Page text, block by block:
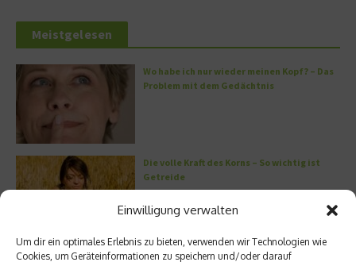
Einwilligung verwalten
Um dir ein optimales Erlebnis zu bieten, verwenden wir Technologien wie
Cookies, um Geräteinformationen zu speichern und/oder darauf
Meistgelesen
Wo habe ich nur wieder meinen Kopf? – Das
Problem mit dem Gedächtnis
Die volle Kraft des Korns – So wichtig ist
Getreide
Entzündung der Nebenhöhlen: Symptome